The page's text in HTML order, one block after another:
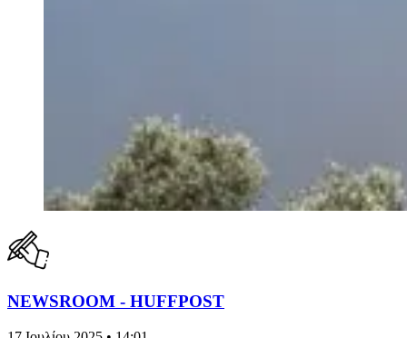
NEWSROOM - HUFFPOST